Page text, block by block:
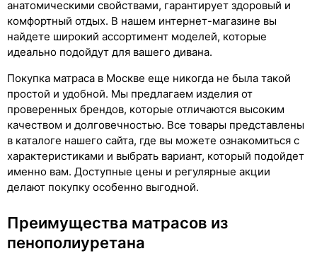
анатомическими свойствами, гарантирует здоровый и
комфортный отдых. В нашем интернет-магазине вы
найдете широкий ассортимент моделей, которые
идеально подойдут для вашего дивана.
Покупка матраса в Москве еще никогда не была такой
простой и удобной. Мы предлагаем изделия от
проверенных брендов, которые отличаются высоким
качеством и долговечностью. Все товары представлены
в каталоге нашего сайта, где вы можете ознакомиться с
характеристиками и выбрать вариант, который подойдет
именно вам. Доступные цены и регулярные акции
делают покупку особенно выгодной.
Преимущества матрасов из
пенополиуретана